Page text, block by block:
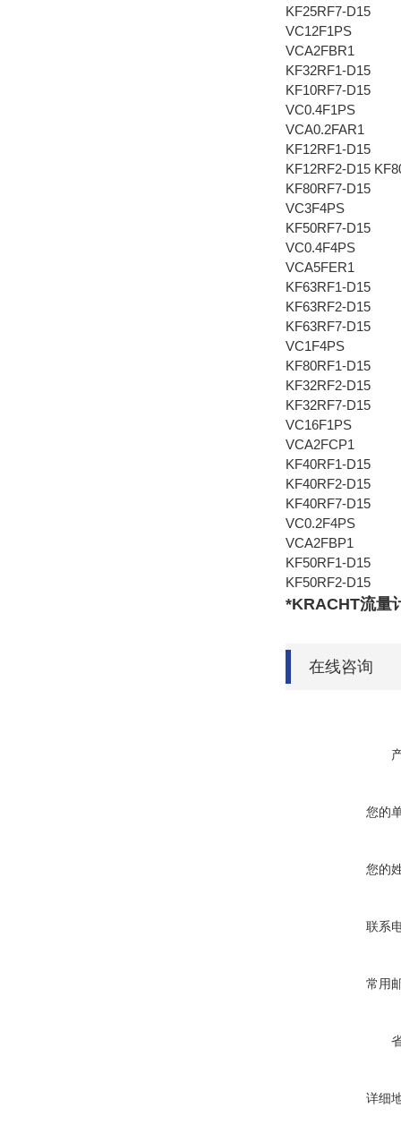
KF25RF7-D15
VC12F1PS
VCA2FBR1
KF32RF1-D15
KF10RF7-D15
VC0.4F1PS
VCA0.2FAR1
KF12RF1-D15
KF12RF2-D15
KF80RF7-D15
VC3F4PS
KF50RF7-D15
VC0.4F4PS
VCA5FER1
KF63RF1-D15
KF63RF2-D15
KF63RF7-D15
VC1F4PS
KF80RF1-D15
KF32RF2-D15
KF32RF7-D15
VC16F1PS
VCA2FCP1
KF40RF1-D15
KF40RF2-D15
KF40RF7-D15
VC0.2F4PS
VCA2FBP1
KF50RF1-D15
KF50RF2-D15
*KRACHT流量
在线咨询
您的
您的
联系
常用
详细